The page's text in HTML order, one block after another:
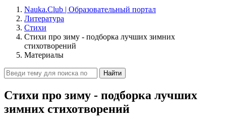
Nauka.Club | Образовательный портал
Литература
Стихи
Стихи про зиму - подборка лучших зимних
стихотворений
Материалы
Найти
Стихи про зиму - подборка лучших
зимних стихотворений